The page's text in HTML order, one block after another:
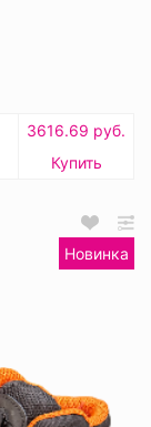
3616.69 руб.
Купить
Новинка